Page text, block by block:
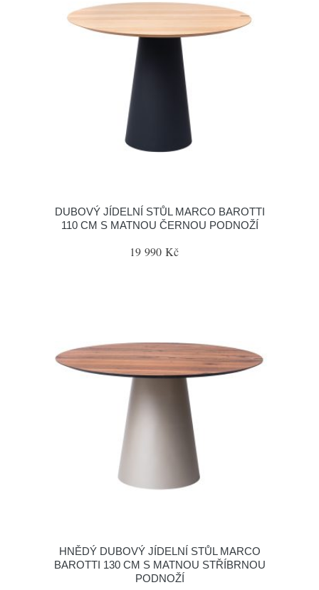
DUBOVÝ JÍDELNÍ STŮL MARCO BAROTTI
110 CM S MATNOU ČERNOU PODNOŽÍ
19 990 Kč
HNĚDÝ DUBOVÝ JÍDELNÍ STŮL MARCO
BAROTTI 130 CM S MATNOU STŘÍBRNOU
PODNOŽÍ